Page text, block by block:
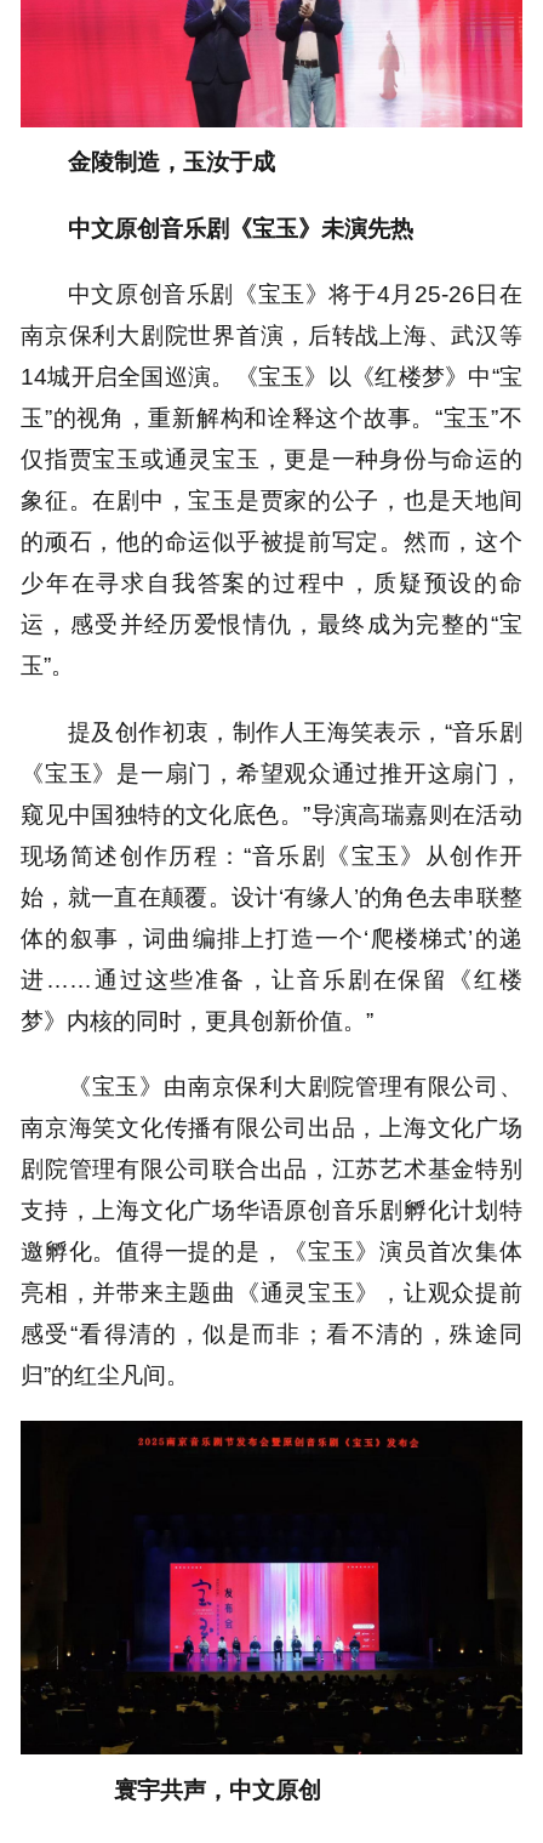
金陵制造，玉汝于成
中文原创音乐剧《宝玉》未演先热
中文原创音乐剧《宝玉》将于4月25-26日在
南京保利大剧院世界首演，后转战上海、武汉等
14城开启全国巡演。《宝玉》以《红楼梦》中“宝
玉”的视角，重新解构和诠释这个故事。“宝玉”不
仅指贾宝玉或通灵宝玉，更是一种身份与命运的
象征。在剧中，宝玉是贾家的公子，也是天地间
的顽石，他的命运似乎被提前写定。然而，这个
少年在寻求自我答案的过程中，质疑预设的命
运，感受并经历爱恨情仇，最终成为完整的“宝
玉”。
提及创作初衷，制作人王海笑表示，“音乐剧
《宝玉》是一扇门，希望观众通过推开这扇门，
窥见中国独特的文化底色。”导演高瑞嘉则在活动
现场简述创作历程：“音乐剧《宝玉》从创作开
始，就一直在颠覆。设计‘有缘人’的角色去串联整
体的叙事，词曲编排上打造一个‘爬楼梯式’的递
进……通过这些准备，让音乐剧在保留《红楼
梦》内核的同时，更具创新价值。”
《宝玉》由南京保利大剧院管理有限公司、
南京海笑文化传播有限公司出品，上海文化广场
剧院管理有限公司联合出品，江苏艺术基金特别
支持，上海文化广场华语原创音乐剧孵化计划特
邀孵化。值得一提的是，《宝玉》演员首次集体
亮相，并带来主题曲《通灵宝玉》，让观众提前
感受“看得清的，似是而非；看不清的，殊途同
归”的红尘凡间。
寰宇共声，中文原创